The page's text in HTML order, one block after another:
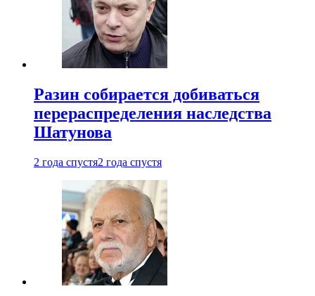
Разин собирается добиваться
перераспределения наследства
Шатунова
2 года спустя2 года спустя